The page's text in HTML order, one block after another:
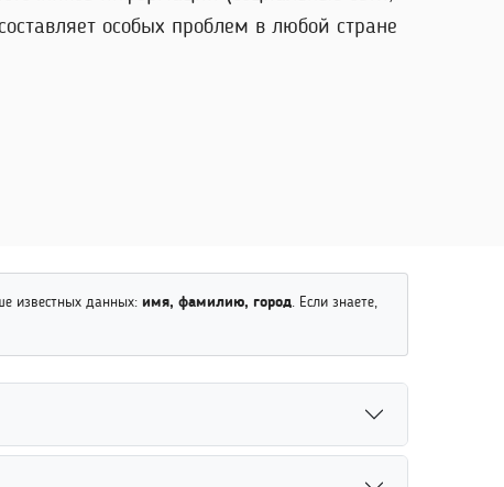
особых проблем в любой стране
известных данных: имя, фамилию, город . Если знаете,
законодательства. Большинство